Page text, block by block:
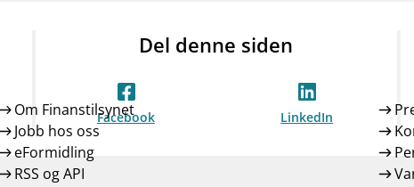
Del denne siden
Facebook LinkedIn
Om Finanstilsynet
Jobb hos oss
eFormidling
RSS og API